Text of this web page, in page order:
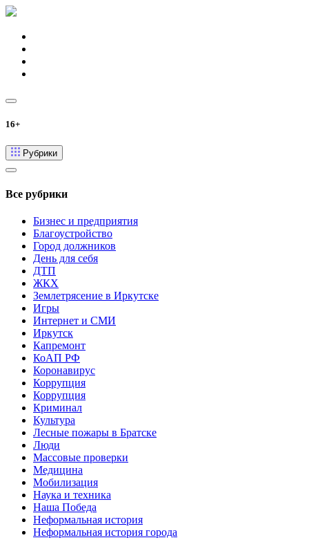
16+
Рубрики
Все рубрики
Бизнес и предприятия
Благоустройство
Город должников
День для себя
ДТП
ЖКХ
Землетрясение в Иркутске
Игры
Интернет и СМИ
Иркутск
Капремонт
КоАП РФ
Коронавирус
Коррупция
Коррупция
Криминал
Культура
Лесные пожары в Братске
Люди
Массовые проверки
Медицина
Мобилизация
Наука и техника
Наша Победа
Неформальная история
Неформальная история города